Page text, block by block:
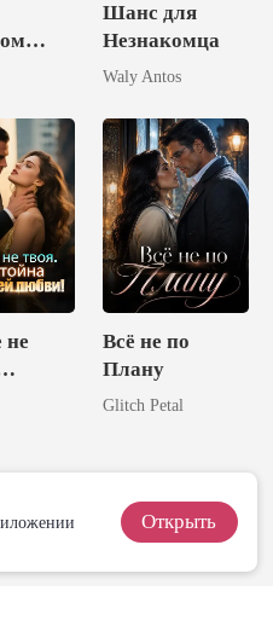
Шанс для
Незнакомца
Waly Antos
не
Всё не по
Плану
Glitch Petal
Открыть